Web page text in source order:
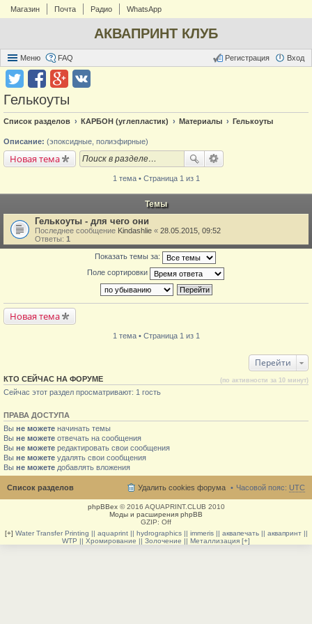
Магазин Почта Радио WhatsApp
АКВАПРИНТ КЛУБ
Меню FAQ Вход
Регистрация
Гелькоуты
Список разделов КАРБОН (углепластик) Материалы Гелькоуты
Описание: (эпоксидные, полиэфирные)
Новая тема
1 тема • Страница 1 из 1
Темы
Гелькоуты - для чего они
Последнее сообщение Kindashlie « 28.05.2015, 09:52
Ответы: 1
Показать темы за:
Поле сортировки
Новая тема
1 тема • Страница 1 из 1
Перейти
КТО СЕЙЧАС НА ФОРУМЕ (по активности за 10 минут)
Сейчас этот раздел просматривают: 1 гость
ПРАВА ДОСТУПА
Вы не можете начинать темы
Вы не можете отвечать на сообщения
Вы не можете редактировать свои сообщения
Вы не можете удалять свои сообщения
Вы не можете добавлять вложения
Список разделов Часовой пояс: UTC
Удалить cookies форума
phpBBex© 2016 AQUAPRINT.CLUB 2010
Моды и расширения phpBB
GZIP: Off
[+] Water Transfer Printing || aquaprint || hydrographics || immeris || аквапечать || аквапринт ||
WTP || Хромирование || Золочение || Металлизация [+]